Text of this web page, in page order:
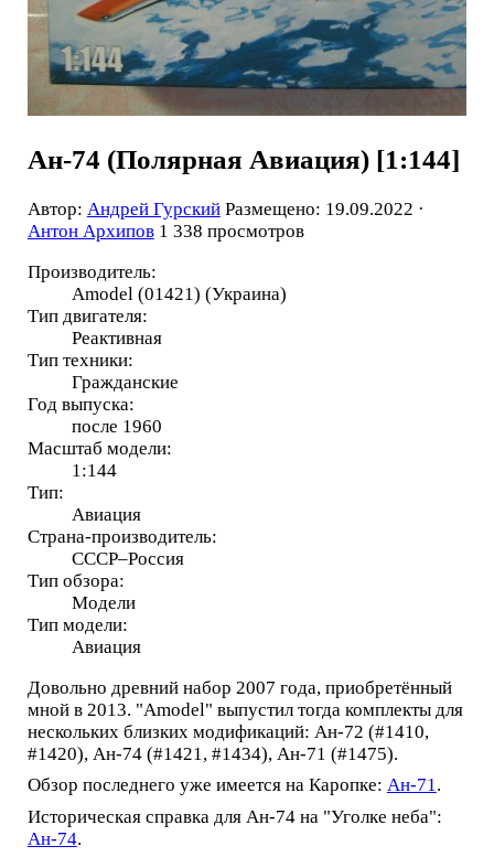
Ан-74 (Полярная Авиация) [1:144]
Автор: Андрей Гурский Размещено: 19.09.2022 ·
Антон Архипов 1 338 просмотров
Производитель:
Amodel (01421) (Украина)
Тип двигателя:
Реактивная
Тип техники:
Гражданские
Год выпуска:
после 1960
Масштаб модели:
1:144
Тип:
Авиация
Страна-производитель:
СССР–Россия
Тип обзора:
Модели
Тип модели:
Авиация
Довольно древний набор 2007 года, приобретённый
мной в 2013. "Amodel" выпустил тогда комплекты для
нескольких близких модификаций: Ан-72 (#1410,
#1420), Ан-74 (#1421, #1434), Ан-71 (#1475).
Обзор последнего уже имеется на Каропке: Ан-71.
Историческая справка для Ан-74 на "Уголке неба":
Ан-74.